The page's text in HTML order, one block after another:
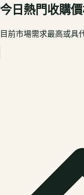
今日熱門收購
目前市場需求最高或具